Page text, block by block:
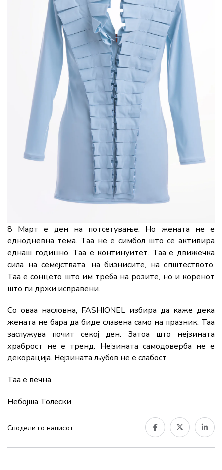
8 Март е ден на потсетување. Но жената не е
еднодневна тема. Таа не е симбол што се активира
еднаш годишно. Таа е континуитет. Таа е движечка
сила на семејствата, на бизнисите, на општеството.
Таа е сонцето што им треба на розите, но и коренот
што ги држи исправени.
Со оваа насловна, FASHIONEL избира да каже дека
жената не бара да биде славена само на празник. Таа
заслужува почит секој ден. Затоа што нејзината
храброст не е тренд. Нејзината самодоверба не е
декорација. Нејзината љубов не е слабост.
Таа е вечна.
Небојша Толески
Сподели го написот: